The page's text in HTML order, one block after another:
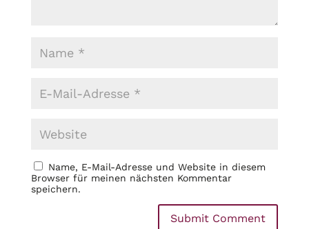
Name, E-Mail-Adresse und Website in diesem
Browser für meinen nächsten Kommentar
speichern.